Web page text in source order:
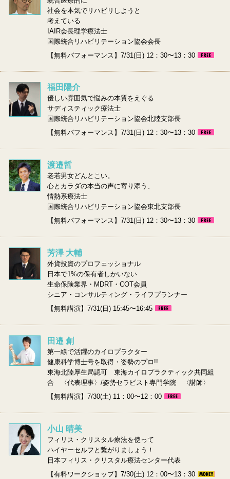
社会を本気でリハビリしようと
考えている
IAIR会長理学療法士
国際統合リハビリテーション協会会長
【無料パフォーマンス】7/31(日) 12：30〜13：30
福田陽介
優しい雰囲気で悩みの本質をえぐる
サディスティック療法士
国際統合リハビリテーション協会北陸支部長
【無料パフォーマンス】7/31(日) 12：30〜13：30
渡邉哲
老若男女どんとこい。
心とカラダの本当の声に寄り添う、
情熱系療法士
国際統合リハビリテーション協会東北支部長
【無料パフォーマンス】7/31(日) 12：30〜13：30
芳澤 大輔
外貨投資のプロフェッショナル
日本で1%の保有者しかいない
生命保険業界・MDRT・COT会員
シニア・コンサルティング・ライフプランナー
【無料講演】7/31(日) 15:45〜16:45
田邉 創
第一線で活躍のカイロプラクター
健康科学博士号を取得・姿勢のプロ!!
東海北陸厚生局認可 東海カイロプラクティック共同組
合 〈代表理事〉/姿勢セラピスト専門学院 〈講師〉
【無料講演】7/30(土) 11：00〜12：00
小山 晴美
フィリス・クリスタル療法を使って
ハイヤーセルフと繋がりましょう！
日本フィリス・クリスタル療法センター代表
【有料ワークショップ】7/30(土) 12：00〜13：30